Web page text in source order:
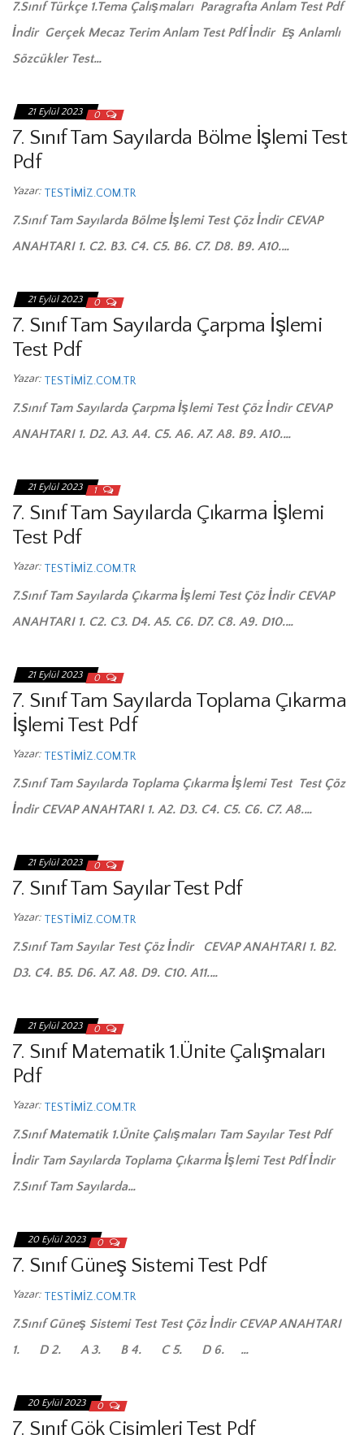
7.Sınıf Türkçe 1.Tema Çalışmaları Paragrafta Anlam Test Pdf
İndir Gerçek Mecaz Terim Anlam Test Pdf İndir Eş Anlamlı
Sözcükler Test…
21 Eylül 2023 0
7. Sınıf Tam Sayılarda Bölme İşlemi Test
Pdf
Yazar: TESTIMIZ.COM.TR
7.Sınıf Tam Sayılarda Bölme İşlemi Test Çöz İndir CEVAP
ANAHTARI 1. C2. B3. C4. C5. B6. C7. D8. B9. A10.…
21 Eylül 2023 0
7. Sınıf Tam Sayılarda Çarpma İşlemi
Test Pdf
Yazar: TESTIMIZ.COM.TR
7.Sınıf Tam Sayılarda Çarpma İşlemi Test Çöz İndir CEVAP
ANAHTARI 1. D2. A3. A4. C5. A6. A7. A8. B9. A10.…
21 Eylül 2023 1
7. Sınıf Tam Sayılarda Çıkarma İşlemi
Test Pdf
Yazar: TESTIMIZ.COM.TR
7.Sınıf Tam Sayılarda Çıkarma İşlemi Test Çöz İndir CEVAP
ANAHTARI 1. C2. C3. D4. A5. C6. D7. C8. A9. D10.…
21 Eylül 2023 0
7. Sınıf Tam Sayılarda Toplama Çıkarma
İşlemi Test Pdf
Yazar: TESTIMIZ.COM.TR
7.Sınıf Tam Sayılarda Toplama Çıkarma İşlemi Test Test Çöz
İndir CEVAP ANAHTARI 1. A2. D3. C4. C5. C6. C7. A8.…
21 Eylül 2023 0
7. Sınıf Tam Sayılar Test Pdf
Yazar: TESTIMIZ.COM.TR
7.Sınıf Tam Sayılar Test Çöz İndir CEVAP ANAHTARI 1. B2.
D3. C4. B5. D6. A7. A8. D9. C10. A11.…
21 Eylül 2023 0
7. Sınıf Matematik 1.Ünite Çalışmaları
Pdf
Yazar: TESTIMIZ.COM.TR
7.Sınıf Matematik 1.Ünite Çalışmaları Tam Sayılar Test Pdf
İndir Tam Sayılarda Toplama Çıkarma İşlemi Test Pdf İndir
7.Sınıf Tam Sayılarda…
20 Eylül 2023 0
7. Sınıf Güneş Sistemi Test Pdf
Yazar: TESTIMIZ.COM.TR
7.Sınıf Güneş Sistemi Test Test Çöz İndir CEVAP ANAHTARI
1. D 2. A 3. B 4. C 5. D 6. …
20 Eylül 2023 0
7. Sınıf Gök Cisimleri Test Pdf